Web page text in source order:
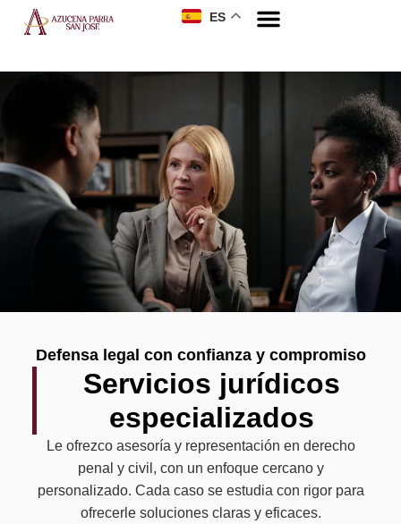
ES
Defensa legal con confianza y compromiso
Servicios jurídicos
especializados
Le ofrezco asesoría y representación en derecho
penal y civil, con un enfoque cercano y
personalizado. Cada caso se estudia con rigor para
ofrecerle soluciones claras y eficaces.